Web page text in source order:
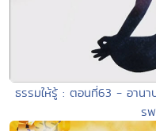
ธรรมให้รู้ : ตอนที่63 - อาน
ร